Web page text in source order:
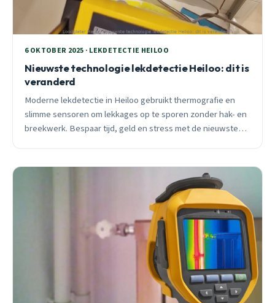
6 OKTOBER 2025 · LEKDETECTIE HEILOO
Nieuwste technologie lekdetectie Heiloo: dit is
veranderd
Moderne lekdetectie in Heiloo gebruikt thermografie en
slimme sensoren om lekkages op te sporen zonder hak- en
breekwerk. Bespaar tijd, geld en stress met de nieuwste